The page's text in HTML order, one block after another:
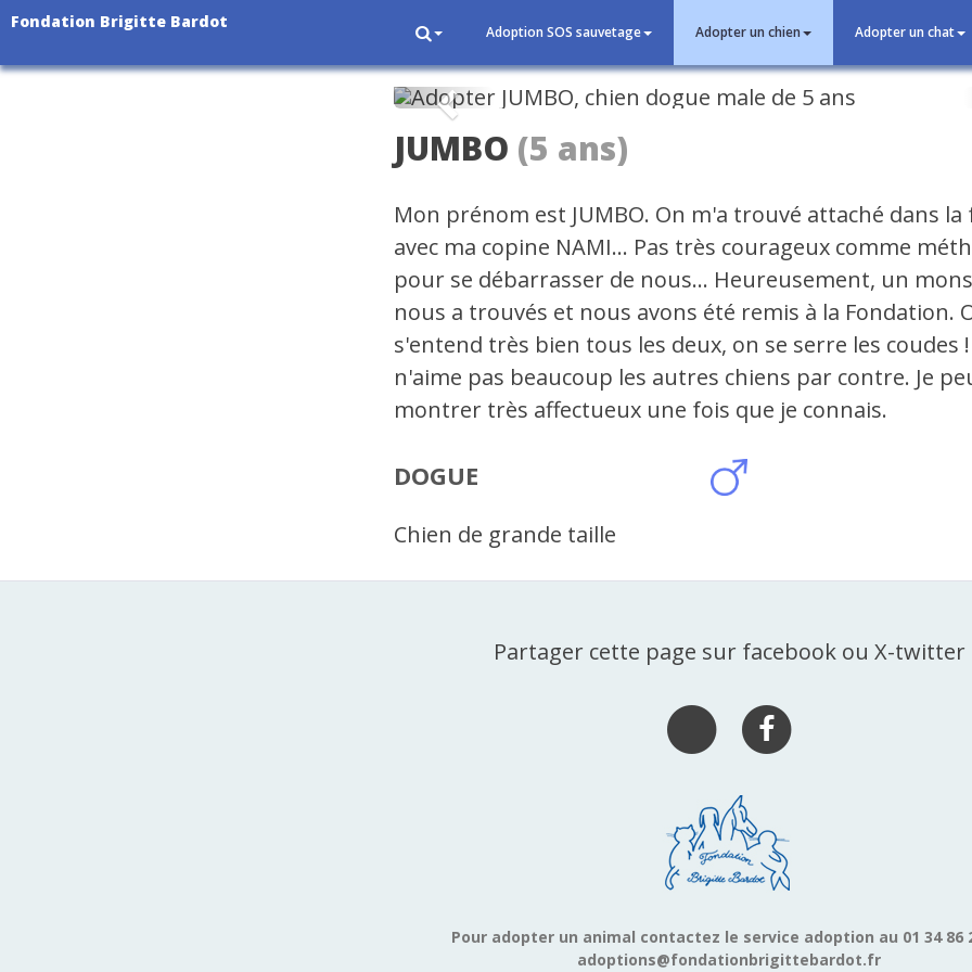
Fondation Brigitte Bardot
Adoption SOS sauvetage Adopter un chien Adopter un chat
Précédent
JUMBO (5 ans)
Mon prénom est JUMBO. On m'a trouvé attaché dans
avec ma copine NAMI... Pas très courageux comme
pour se débarrasser de nous... Heureusement, un
nous a trouvés et nous avons été remis à la Fondation.
s'entend très bien tous les deux, on se serre les coudes !
n'aime pas beaucoup les autres chiens par contre. Je
montrer très affectueux une fois que je connais.
DOGUE
Chien de grande taille
Partager cette page sur facebook ou X-twitter
Pour adopter un animal contactez le service adoption au 01 34 86
adoptions@fondationbrigittebardot.fr